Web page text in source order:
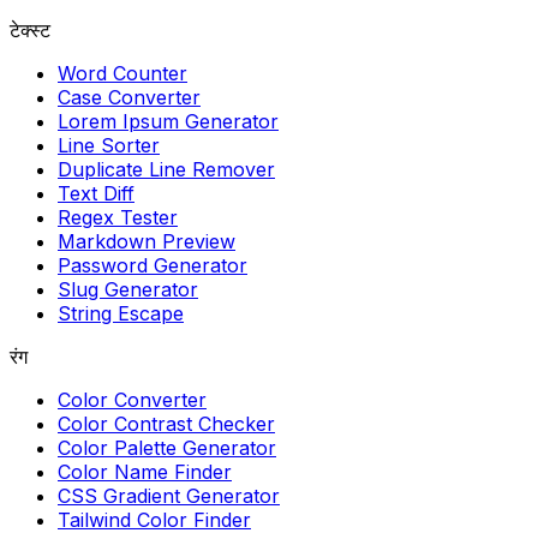
टेक्स्ट
Word Counter
Case Converter
Lorem Ipsum Generator
Line Sorter
Duplicate Line Remover
Text Diff
Regex Tester
Markdown Preview
Password Generator
Slug Generator
String Escape
रंग
Color Converter
Color Contrast Checker
Color Palette Generator
Color Name Finder
CSS Gradient Generator
Tailwind Color Finder